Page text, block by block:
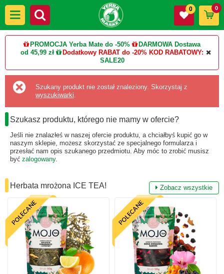
PROMOCJA Yerba Mate do -50%
DARMOWA Dostawa
od 45,99 zł
Dodatkowy RABAT do -20% KOD RABATOWY:
SALE20
0 0
Szukany produkt nie został znaleziony. Skorzystaj z
wyszukiwarki.
Szukasz produktu, którego nie mamy w ofercie?
Jeśli nie znalazłeś w naszej ofercie produktu, a chciałbyś kupić go w
naszym sklepie, możesz skorzystać ze specjalnego formularza i
przesłać nam opis szukanego przedmiotu. Aby móc to zrobić musisz
być zalogowany.
Herbata mrożona ICE TEA! Zobacz wszystkie